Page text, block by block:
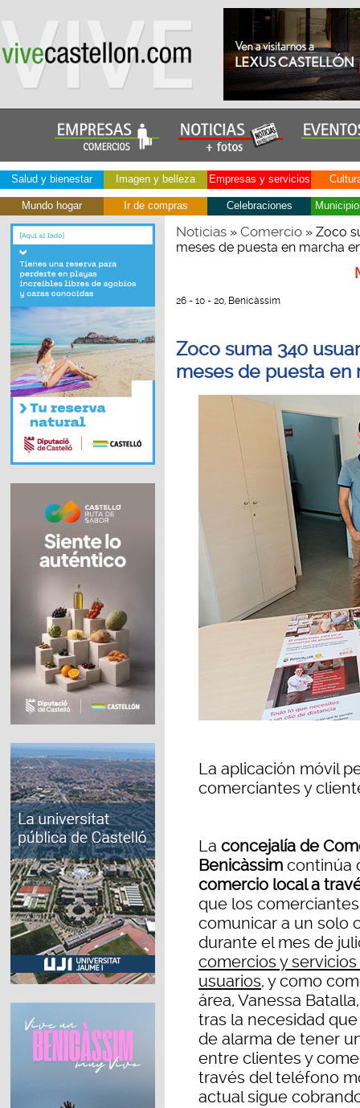
Salud y bienestar Imagen y belleza Empresas y servicios
Mundo hogar Ir de compras Celebraciones
Noticias» Comercio» Zoco
meses de puesta en marcha
26 - 10 - 20, Benicàssim
Zoco suma 340
meses de puesta en
La aplicación móvil
comerciantes y
La concejalía de
Benicàssim continúa
comercio local a
que los
comunicar a un solo
durante el mes de
comercios y
usuarios, y como
área, Vanessa
tras la necesidad
de alarma de tener
entre clientes y
través del teléfono
actual sigue